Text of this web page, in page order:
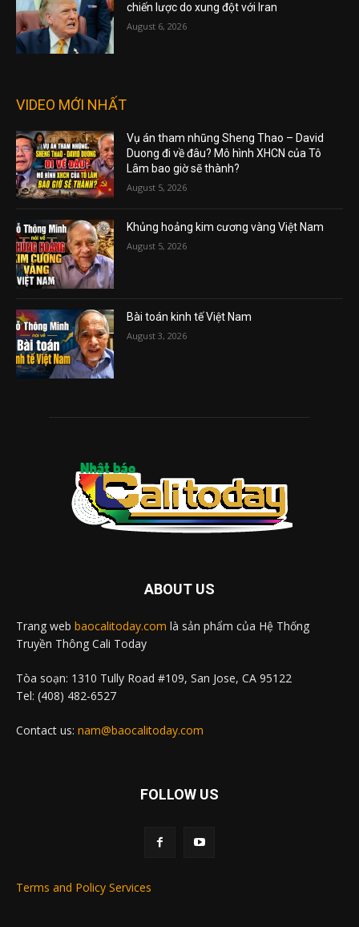
chiến lược do xung đột với Iran
August 6, 2026
VIDEO MỚI NHẤT
Vụ án tham nhũng Sheng Thao – David
Duong đi về đâu? Mô hình XHCN của Tô
Lâm bao giờ sẽ thành?
August 5, 2026
Khủng hoảng kim cương vàng Việt Nam
August 5, 2026
Bài toán kinh tế Việt Nam
August 3, 2026
ABOUT US
Trang web baocalitoday.com là sản phẩm của Hệ Thống
Truyền Thông Cali Today
Tòa soạn: 1310 Tully Road #109, San Jose, CA 95122
Tel: (408) 482-6527
Contact us: nam@baocalitoday.com
FOLLOW US
Terms and Policy Services